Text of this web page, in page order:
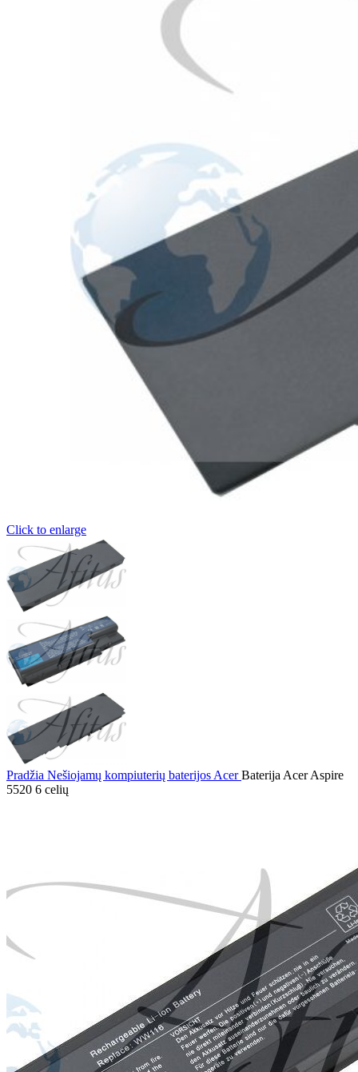
Click to enlarge
Pradžia Nešiojamų kompiuterių baterijos AcerBaterija Acer Aspire
5520 6 celių